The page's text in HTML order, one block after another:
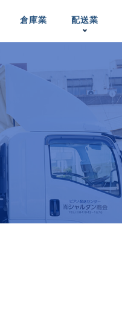
倉庫業 配送業
APPLIANCES
ピアノの配置＆
メンテナンス
INSTALLATION ＆
MAINTENANCE
LOCATIONS